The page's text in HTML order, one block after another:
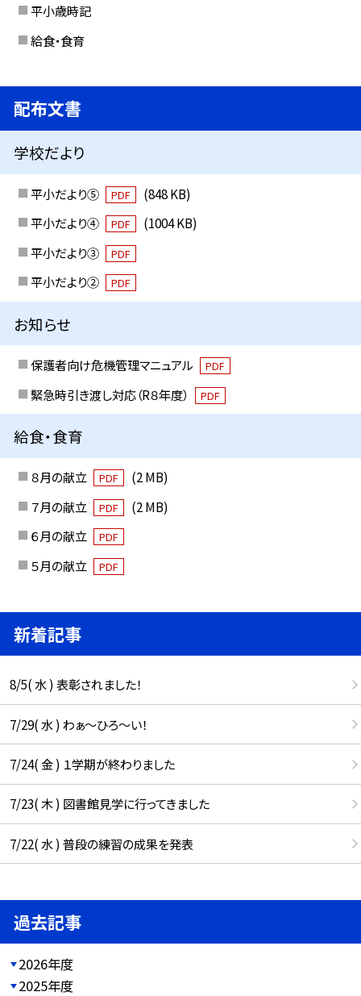
平小歳時記
給食・食育
配布文書
学校だより
平小だより⑤ PDF
(848 KB)
平小だより④
PDF
(1004 KB)
平小だより③
PDF
平小だより② PDF
お知らせ
保護者向け危機管理マニュアル PDF
緊急時引き渡し対応（R８年度） PDF
給食・食育
８月の献立 PDF
(2 MB)
７月の献立
PDF
(2 MB)
６月の献立
PDF
５月の献立 PDF
新着記事
8/5( 水 ) 表彰されました！
7/29( 水 ) わぁ～ひろ～い！
7/24( 金 ) １学期が終わりました
7/23( 木 ) 図書館見学に行ってきました
7/22( 水 ) 普段の練習の成果を発表
過去記事
2026年度
2025年度